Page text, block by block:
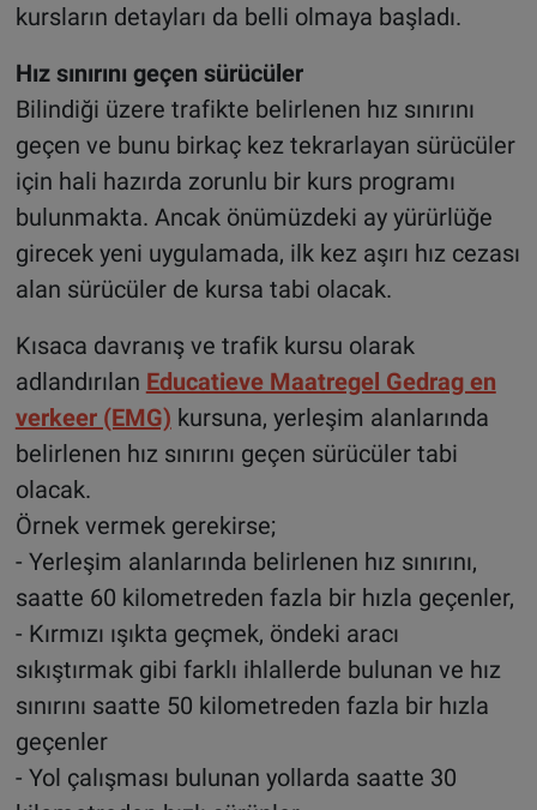
kursların detayları da belli olmaya başladı.
Hız sınırını geçen sürücüler
Bilindiği üzere trafikte belirlenen hız sınırını
geçen ve bunu birkaç kez tekrarlayan sürücüler
için hali hazırda zorunlu bir kurs programı
bulunmakta. Ancak önümüzdeki ay yürürlüğe
girecek yeni uygulamada, ilk kez aşırı hız cezası
alan sürücüler de kursa tabi olacak.
Kısaca davranış ve trafik kursu olarak
adlandırılan Educatieve Maatregel Gedrag en
verkeer (EMG) kursuna, yerleşim alanlarında
belirlenen hız sınırını geçen sürücüler tabi
olacak.
Örnek vermek gerekirse;
- Yerleşim alanlarında belirlenen hız sınırını,
saatte 60 kilometreden fazla bir hızla geçenler,
- Kırmızı ışıkta geçmek, öndeki aracı
sıkıştırmak gibi farklı ihlallerde bulunan ve hız
sınırını saatte 50 kilometreden fazla bir hızla
geçenler
- Yol çalışması bulunan yollarda saatte 30